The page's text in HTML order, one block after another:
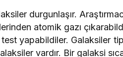
durgunlaşır.
atomik gazı
test yapabildiler. Galaksiler
vardır. Bir galaksi